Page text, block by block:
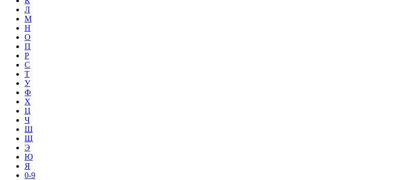
Л
М
Н
О
П
Р
С
Т
У
Ф
Х
Ц
Ч
Ш
Щ
Э
Ю
Я
0-9